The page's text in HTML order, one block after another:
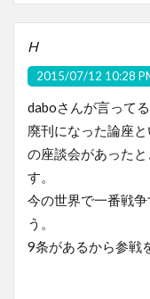
H
2015/07/12 10:28
daboさんが言って
廃刊になった論座
の座談会があった
す。
今の世界で一番戦
う。
9条があるから参戦